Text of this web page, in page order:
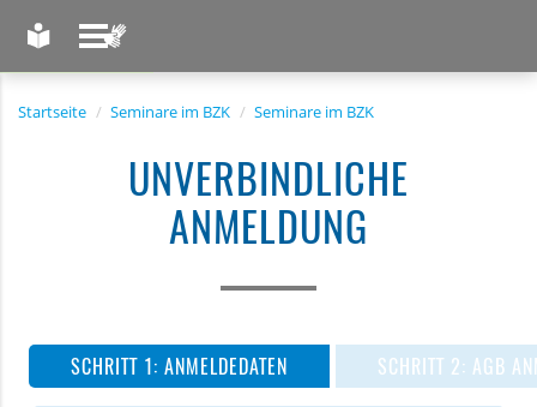
Startseite Seminare im BZK Seminare im BZK
UNVERBINDLICHE
ANMELDUNG
ANMELDEDATEN AGB